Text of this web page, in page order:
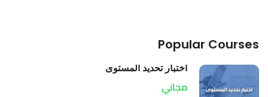
Popular Courses
اختبار تحديد المستوى
مجاني